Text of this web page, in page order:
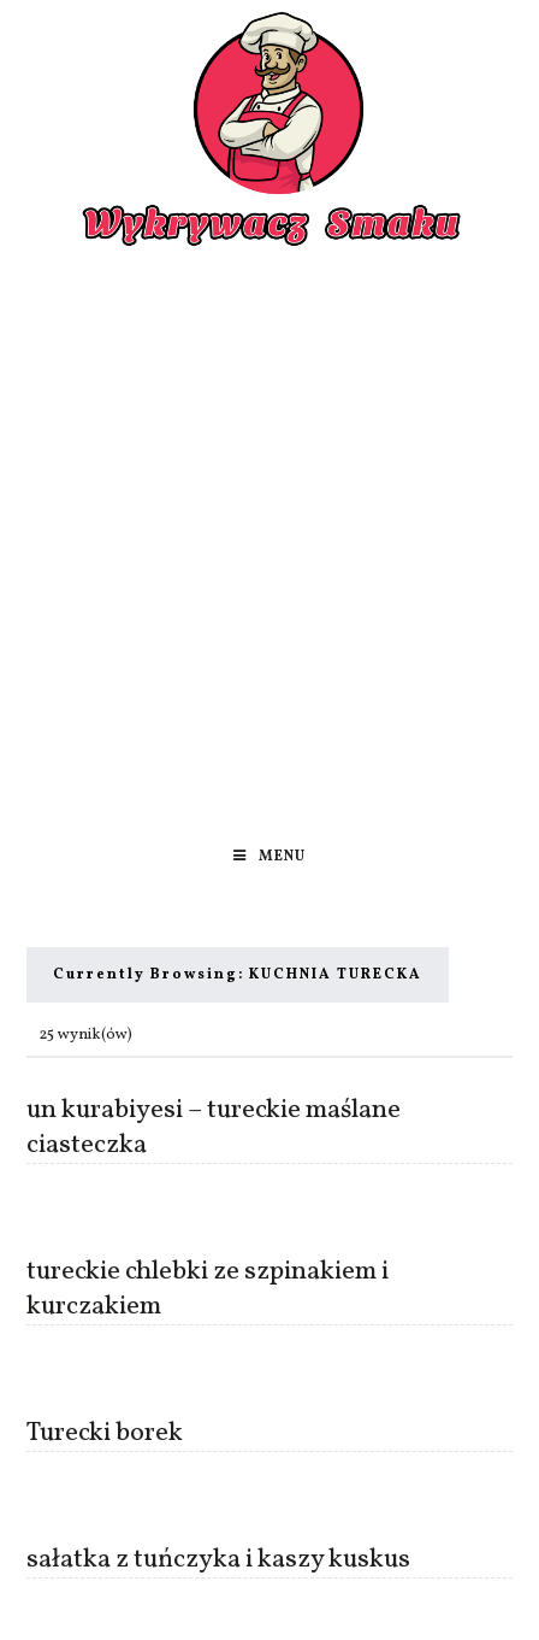
MENU
Currently Browsing: KUCHNIA TURECKA
25 wynik(ów)
un kurabiyesi – tureckie maślane
ciasteczka
tureckie chlebki ze szpinakiem i
kurczakiem
Turecki borek
sałatka z tuńczyka i kaszy kuskus